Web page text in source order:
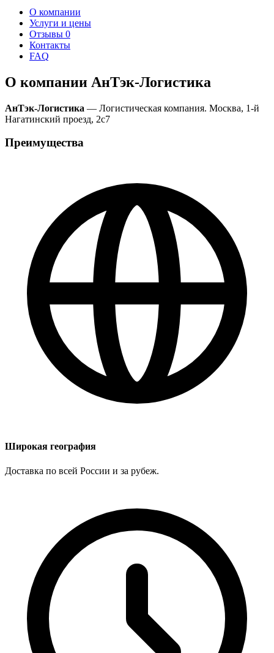
О компании
Услуги и цены
Отзывы 0
Контакты
FAQ
О компании АнТэк-Логистика
АнТэк-Логистика — Логистическая компания. Москва, 1-й
Нагатинский проезд, 2с7
Преимущества
Широкая география
Доставка по всей России и за рубеж.